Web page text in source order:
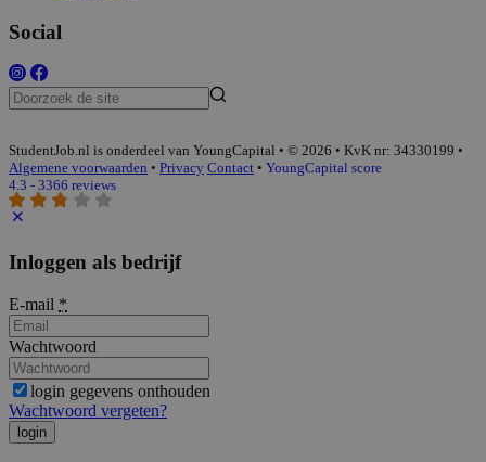
Social
StudentJob.nl is onderdeel van YoungCapital • © 2026 • KvK nr: 34330199 •
Algemene voorwaarden • Privacy Contact • YoungCapital score
4.3 - 3366 reviews
Inloggen als bedrijf
E-mail *
Wachtwoord
login gegevens onthouden
Wachtwoord vergeten?
login